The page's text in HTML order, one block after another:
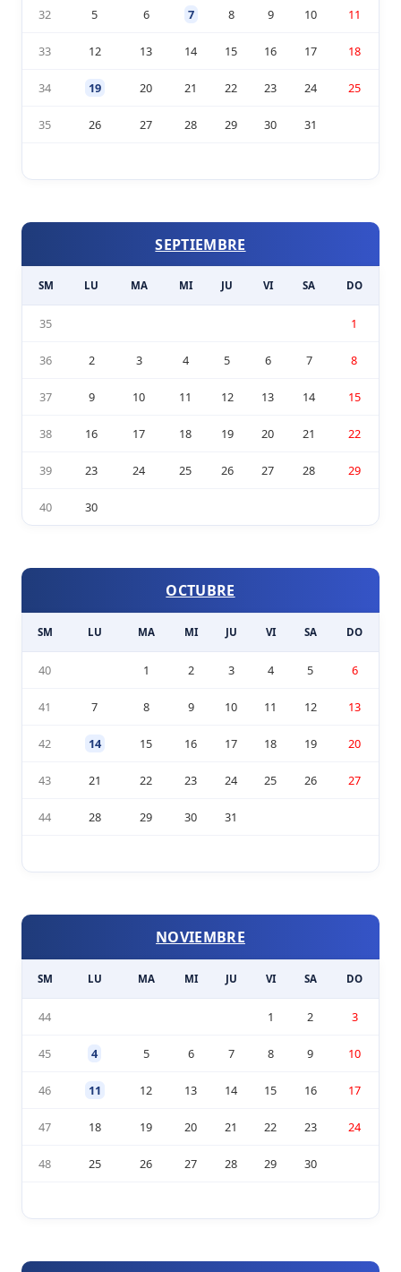
32 5 6 7 8 9 10 11
33 12 13 14 15 16 17 18
34 19 20 21 22 23 24 25
35 26 27 28 29 30 31
SEPTIEMBRE
SM LU MA MI JU VI SA DO
35 1
36 2 3 4 5 6 7 8
37 9 10 11 12 13 14 15
38 16 17 18 19 20 21 22
39 23 24 25 26 27 28 29
40 30
OCTUBRE
SM LU MA MI JU VI SA DO
40 1 2 3 4 5 6
41 7 8 9 10 11 12 13
42 14 15 16 17 18 19 20
43 21 22 23 24 25 26 27
44 28 29 30 31
NOVIEMBRE
SM LU MA MI JU VI SA DO
44 1 2 3
45 4 5 6 7 8 9 10
46 11 12 13 14 15 16 17
47 18 19 20 21 22 23 24
48 25 26 27 28 29 30